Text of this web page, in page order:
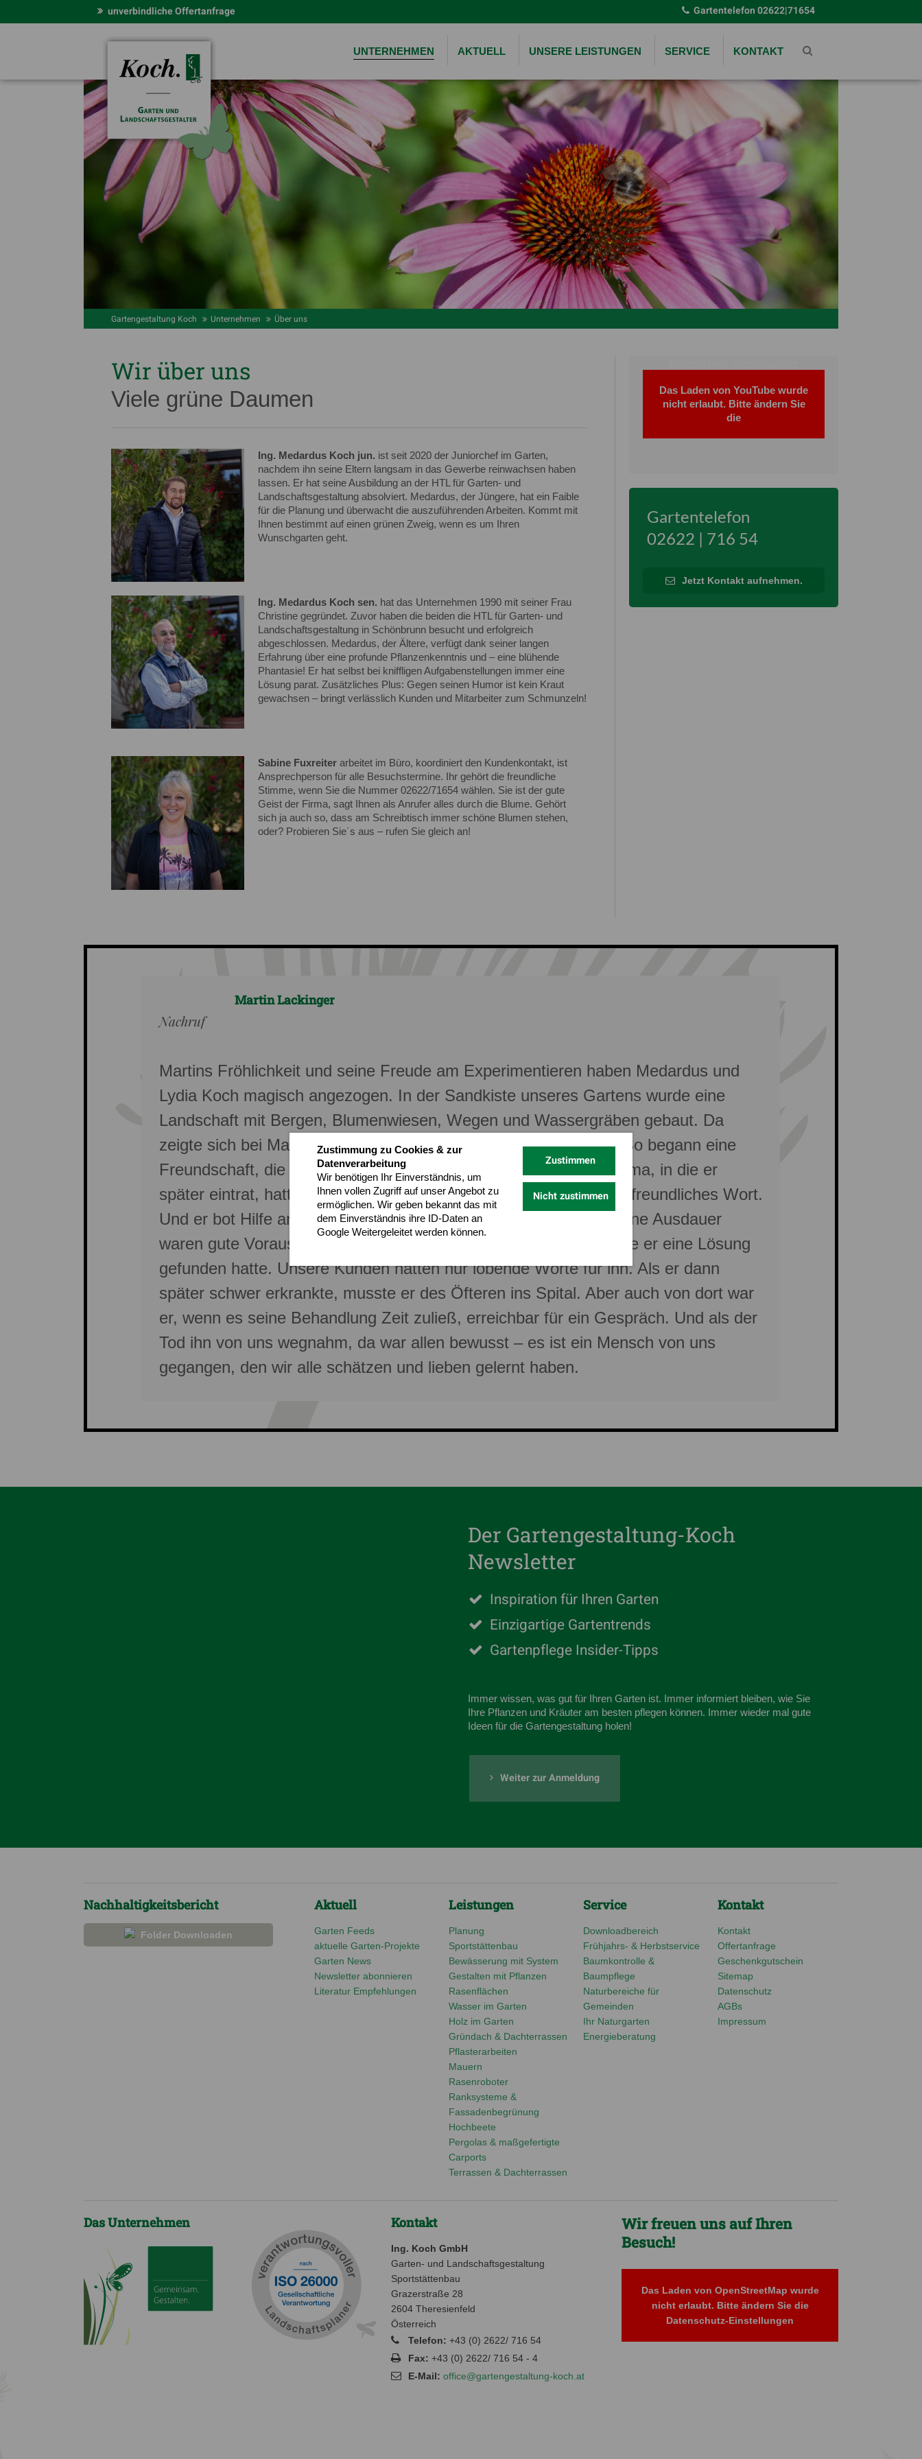
unverbindliche Offertanfrage Gartentelefon02622|71654
UNTERNEHMEN AKTUELL UNSERE LEISTUNGEN SERVICE KONTAKT
Gartengestaltung Koch Unternehmen Über uns
Wir über uns
Viele grüne Daumen
Ing. Medardus Koch jun. ist seit 2020 der Juniorchef im Garten,
nachdem ihn seine Eltern langsam in das Gewerbe reinwachsen haben
lassen. Er hat seine Ausbildung an der HTL für Garten- und
Landschaftsgestaltung absolviert. Medardus, der Jüngere, hat ein Faible
für die Planung und überwacht die auszuführenden Arbeiten. Kommt mit
Ihnen bestimmt auf einen grünen Zweig, wenn es um Ihren
Wunschgarten geht.
Ing. Medardus Koch sen. hat das Unternehmen 1990 mit seiner Frau
Christine gegründet. Zuvor haben die beiden die HTL für Garten- und
Landschaftsgestaltung in Schönbrunn besucht und erfolgreich
abgeschlossen. Medardus, der Ältere, verfügt dank seiner langen
Erfahrung über eine profunde Pflanzenkenntnis und – eine blühende
Phantasie! Er hat selbst bei kniffligen Aufgabenstellungen immer eine
Lösung parat. Zusätzliches Plus: Gegen seinen Humor ist kein Kraut
gewachsen – bringt verlässlich Kunden und Mitarbeiter zum Schmunzeln!
Sabine Fuxreiter arbeitet im Büro, koordiniert den Kundenkontakt, ist
Ansprechperson für alle Besuchstermine. Ihr gehört die freundliche
Stimme, wenn Sie die Nummer 02622/71654 wählen. Sie ist der gute
Geist der Firma, sagt Ihnen als Anrufer alles durch die Blume. Gehört
sich ja auch so, dass am Schreibtisch immer schöne Blumen stehen,
oder? Probieren Sie´s aus – rufen Sie gleich an!
Das Laden von YouTube wurde
nicht erlaubt. Bitte ändern Sie
die
Gartentelefon
02622 | 716 54
Jetzt Kontakt aufnehmen.
Martin Lackinger
Nachruf
Martins Fröhlichkeit und seine Freude am Experimentieren haben Medardus und
Lydia Koch magisch angezogen. In der Sandkiste unseres Gartens wurde eine
Landschaft mit Bergen, Blumenwiesen, Wegen und Wassergräben gebaut. Da
zeigte sich bei Martin bereits seine spätere berufliche Fähigkeit. So begann eine
Freundschaft, die sein ganzes Leben lang dauerte. In unserer Firma, in die er
später eintrat, hatte er für alle Kolleginnen und Kollegen stets ein freundliches Wort.
Und er bot Hilfe an, wo es nötig war. Sein Denkvermögen und seine Ausdauer
waren gute Voraussetzungen bei seiner Arbeit. Er gab nie auf, ehe er eine Lösung
gefunden hatte. Unsere Kunden hatten nur lobende Worte für ihn. Als er dann
später schwer erkrankte, musste er des Öfteren ins Spital. Aber auch von dort war
er, wenn es seine Behandlung Zeit zuließ, erreichbar für ein Gespräch. Und als der
Tod ihn von uns wegnahm, da war allen bewusst – es ist ein Mensch von uns
gegangen, den wir alle schätzen und lieben gelernt haben.
Der Gartengestaltung-Koch
Newsletter
Inspiration für Ihren Garten
Einzigartige Gartentrends
Gartenpflege Insider-Tipps
Immer wissen, was gut für Ihren Garten ist. Immer informiert bleiben, wie Sie
Ihre Pflanzen und Kräuter am besten pflegen können. Immer wieder mal gute
Ideen für die Gartengestaltung holen!
Weiter zur Anmeldung
Nachhaltigkeitsbericht
Folder Downloaden
Aktuell
Garten Feeds
aktuelle Garten-Projekte
Garten News
Newsletter abonnieren
Literatur Empfehlungen
Leistungen
Planung
Sportstättenbau
Bewässerung mit System
Gestalten mit Pflanzen
Rasenflächen
Wasser im Garten
Holz im Garten
Gründach & Dachterrassen
Pflasterarbeiten
Mauern
Rasenroboter
Ranksysteme &
Fassadenbegrünung
Hochbeete
Pergolas & maßgefertigte
Carports
Terrassen & Dachterrassen
Service
Downloadbereich
Frühjahrs- & Herbstservice
Baumkontrolle &
Baumpflege
Naturbereiche für
Gemeinden
Ihr Naturgarten
Energieberatung
Kontakt
Kontakt
Offertanfrage
Geschenkgutschein
Sitemap
Datenschutz
AGBs
Impressum
Das Unternehmen Kontakt
Ing. Koch GmbH
Garten- und Landschaftsgestaltung
Sportstättenbau
Grazerstraße 28
2604 Theresienfeld
Österreich
Telefon: +43 (0) 2622/ 716 54
Fax: +43 (0) 2622/ 716 54 - 4
E-Mail: office@gartengestaltung-koch.at
Wir freuen uns auf Ihren
Besuch!
Das Laden von OpenStreetMap wurde
nicht erlaubt. Bitte ändern Sie die
Datenschutz-Einstellungen
Zustimmung zu Cookies & zur
Datenverarbeitung
Wir benötigen Ihr Einverständnis, um
Ihnen vollen Zugriff auf unser Angebot zu
ermöglichen. Wir geben bekannt das mit
dem Einverständnis ihre ID-Daten an
Google Weitergeleitet werden können.
Zustimmen
Nicht zustimmen